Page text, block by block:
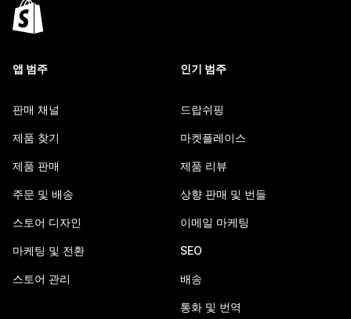
앱 범주
판매 채널
제품 찾기
제품 판매
주문 및 배송
스토어 디자인
마케팅 및 전환
스토어 관리
인기 범주
드랍쉬핑
마켓플레이스
제품 리뷰
상향 판매 및 번들
이메일 마케팅
SEO
배송
통화 및 번역